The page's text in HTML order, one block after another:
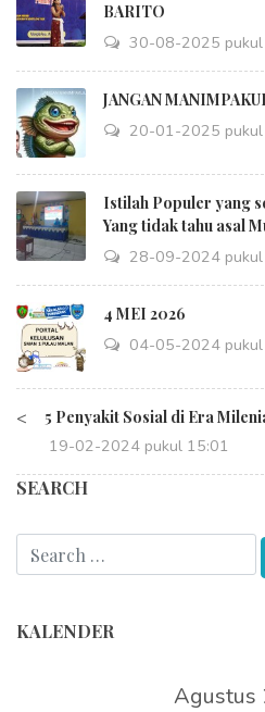
BARITO
30-08-2025
JANGAN
20-01-2025
Istilah Populer yang
Yang tidak tahu asal
28-09-2024
4 MEI 2026
04-05-2024
< 5 Penyakit Sosial di Era
19-02-2024 pukul 15:01
SEARCH
KALENDER
Agustus